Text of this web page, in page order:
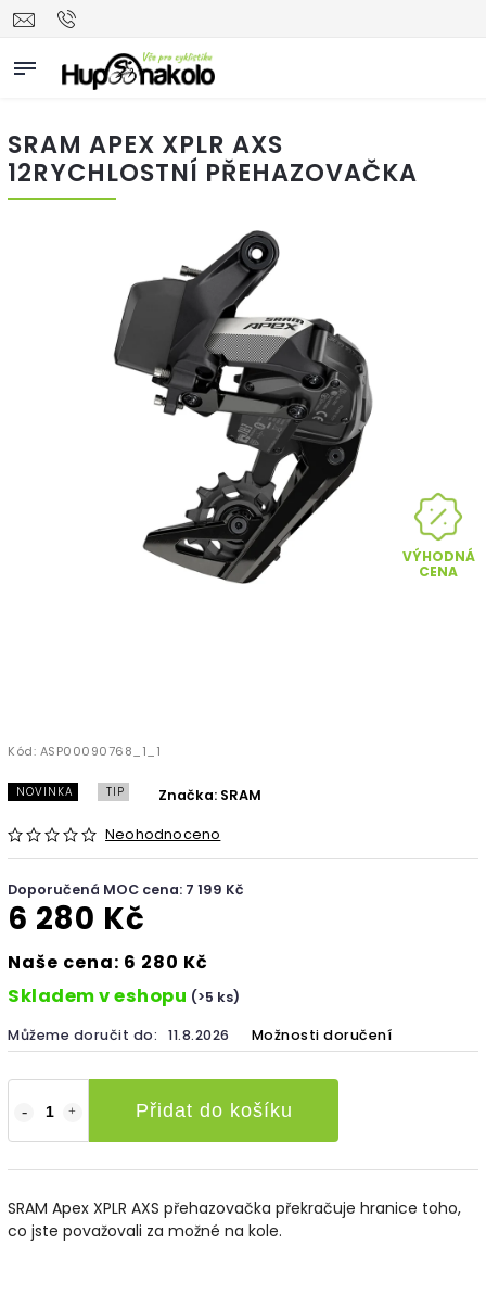
SRAM APEX XPLR AXS
12RYCHLOSTNÍ PŘEHAZOVAČKA
VÝHODNÁ
CENA
Kód: ASP00090768_1_1
NOVINKA TIP
Neohodnoceno
Značka: SRAM
Doporučená MOC cena: 7 199 Kč
6 280 Kč
Naše cena: 6 280 Kč
Skladem v eshopu (>5 ks)
Můžeme doručit do: 11.8.2026 Možnosti doručení
Přidat do košíku
SRAM Apex XPLR AXS přehazovačka překračuje hranice toho,
co jste považovali za možné na kole.